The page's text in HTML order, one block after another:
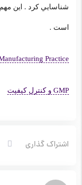
شناسايي كرد . اين
است .
Practice
GMP و کنترل کیفیت
اشتراک گذاری